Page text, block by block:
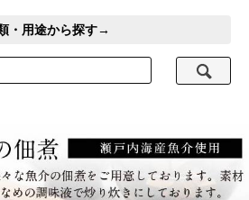
・用途から探す→